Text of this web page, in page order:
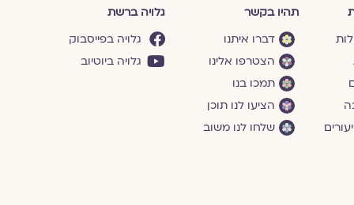
תהיו בקשר
דברו איתנו
הצטרפו אלינו
תמכו בנו
הציעו לנו תוכן
שלחו לנו משוב
גלויה ברשת
גלויה בפייסבוק
גלויה ביוטיוב